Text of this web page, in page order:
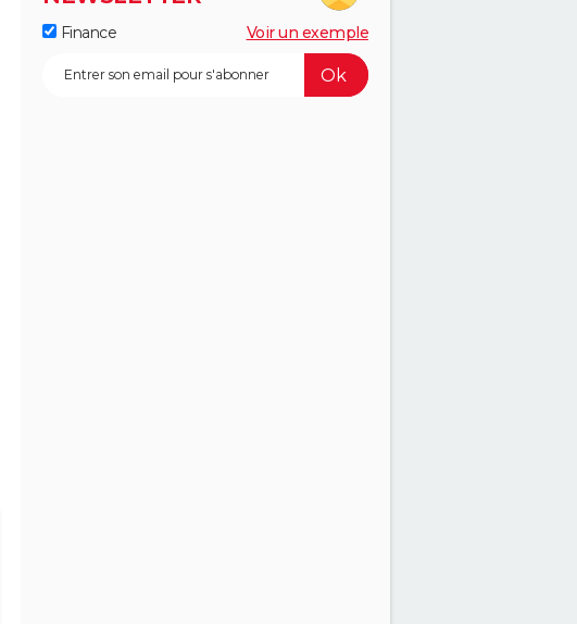
Finance Voir un exemple